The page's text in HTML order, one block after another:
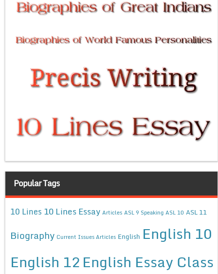
Popular Tags
10 Lines 10 Lines Essay Articles ASL 9 Speaking ASL 10 ASL 11
Biography Current Issues Articles English English 10
English 12English Essay Class